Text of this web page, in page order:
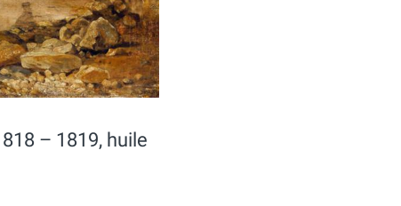
– 1819, huile